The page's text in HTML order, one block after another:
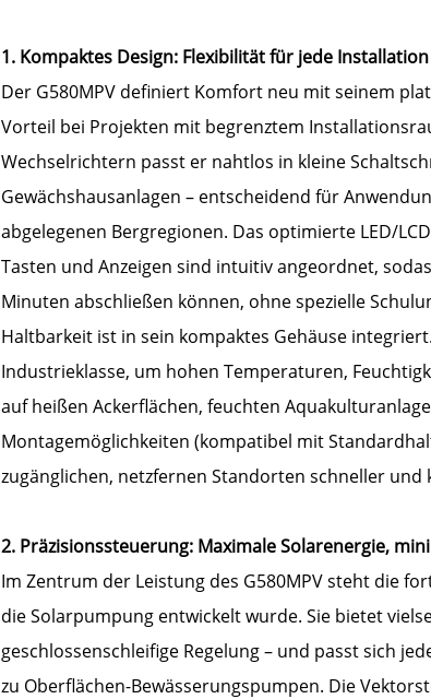
1. Kompaktes Design: Flexibilität für jede Installation
Der G580MPV definiert Komfort neu mit seinem
Vorteil bei Projekten mit begrenztem
Wechselrichtern passt er nahtlos in kleine
Gewächshausanlagen – entscheidend für
abgelegenen Bergregionen. Das optimierte LED/
Tasten und Anzeigen sind intuitiv angeordnet,
Minuten abschließen können, ohne spezielle
Haltbarkeit ist in sein kompaktes Gehäuse
Industrieklasse, um hohen Temperaturen,
auf heißen Ackerflächen, feuchten
Montagemöglichkeiten (kompatibel mit
zugänglichen, netzfernen Standorten schneller
2. Präzisionssteuerung: Maximale Solarenergie,
Im Zentrum der Leistung des G580MPV steht die
die Solarpumpung entwickelt wurde. Sie bietet
geschlossenschleifige Regelung – und passt sich
zu Oberflächen-Bewässerungspumpen. Die